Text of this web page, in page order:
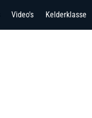
Video's Kelderklasse